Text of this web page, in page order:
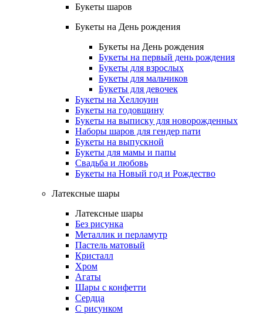
Букеты шаров
Букеты на День рождения
Букеты на День рождения
Букеты на первый день рождения
Букеты для взрослых
Букеты для мальчиков
Букеты для девочек
Букеты на Хеллоуин
Букеты на годовщину
Букеты на выписку для новорожденных
Наборы шаров для гендер пати
Букеты на выпускной
Букеты для мамы и папы
Свадьба и любовь
Букеты на Новый год и Рождество
Латексные шары
Латексные шары
Без рисунка
Металлик и перламутр
Пастель матовый
Кристалл
Хром
Агаты
Шары с конфетти
Сердца
С рисунком